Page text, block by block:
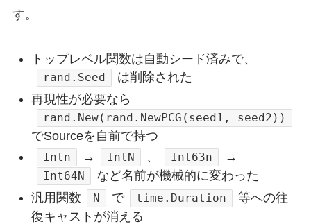
す。
トップレベル関数は自動シード済みで、
rand.Seed
は削除された
再現性が必要なら
rand.New(rand.NewPCG(seed1, seed2))
でSourceを自前で持つ
Intn → IntN 、 Int63n →
Int64N
など名前が機械的に変わった
汎用関数
N で time.Duration
等への往
復キャストが消える